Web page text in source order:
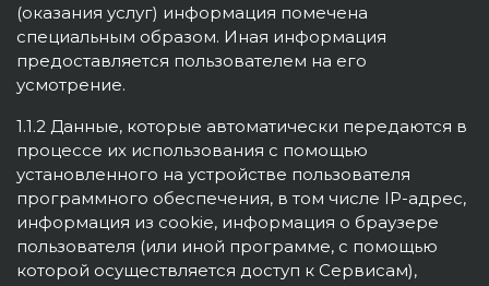
(оказания услуг) информация помечена
специальным образом. Иная информация
предоставляется пользователем на его
усмотрение.
1.1.2 Данные, которые автоматически передаются в
процессе их использования с помощью
установленного на устройстве пользователя
программного обеспечения, в том числе IP-адрес,
информация из cookie, информация о браузере
пользователя (или иной программе, с помощью
которой осуществляется доступ к Сервисам),